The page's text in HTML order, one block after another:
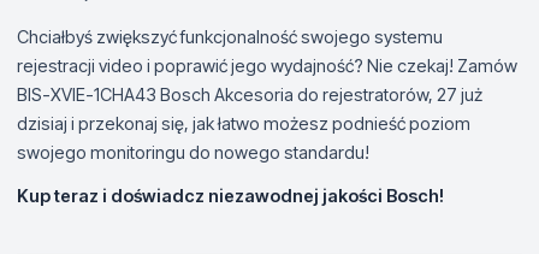
Chciałbyś zwiększyć funkcjonalność swojego systemu
rejestracji video i poprawić jego wydajność? Nie czekaj! Zamów
BIS-XVIE-1CHA43 Bosch Akcesoria do rejestratorów, 27 już
dzisiaj i przekonaj się, jak łatwo możesz podnieść poziom
swojego monitoringu do nowego standardu!
Kup teraz i doświadcz niezawodnej jakości Bosch!